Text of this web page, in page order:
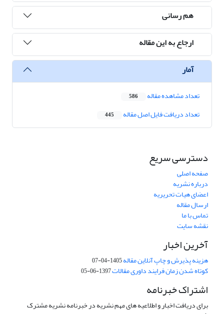
هم رسانی
ارجاع به این مقاله
آمار
تعداد مشاهده مقاله 586
تعداد دریافت فایل اصل مقاله 445
دسترسی سریع
صفحه اصلی
درباره نشریه
اعضای هیات تحریریه
ارسال مقاله
تماس با ما
نقشه سایت
آخرین اخبار
هزینه پذیرش و چاپ آنلاین مقاله1405-04-07
کوتاه شدن زمان فرایند داوری مقالات1397-06-05
اشتراک خبرنامه
برای دریافت اخبار و اطلاعیه های مهم نشریه در خبرنامه نشریه مشترک